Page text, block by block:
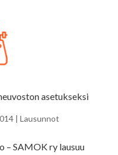
asetukseksi
| Lausunnot
– SAMOK ry lausuu